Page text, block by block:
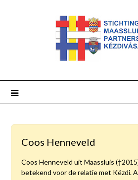
Coos Henneveld
Coos Henneveld uit Maassluis
betekend voor de relatie met Kézdi.